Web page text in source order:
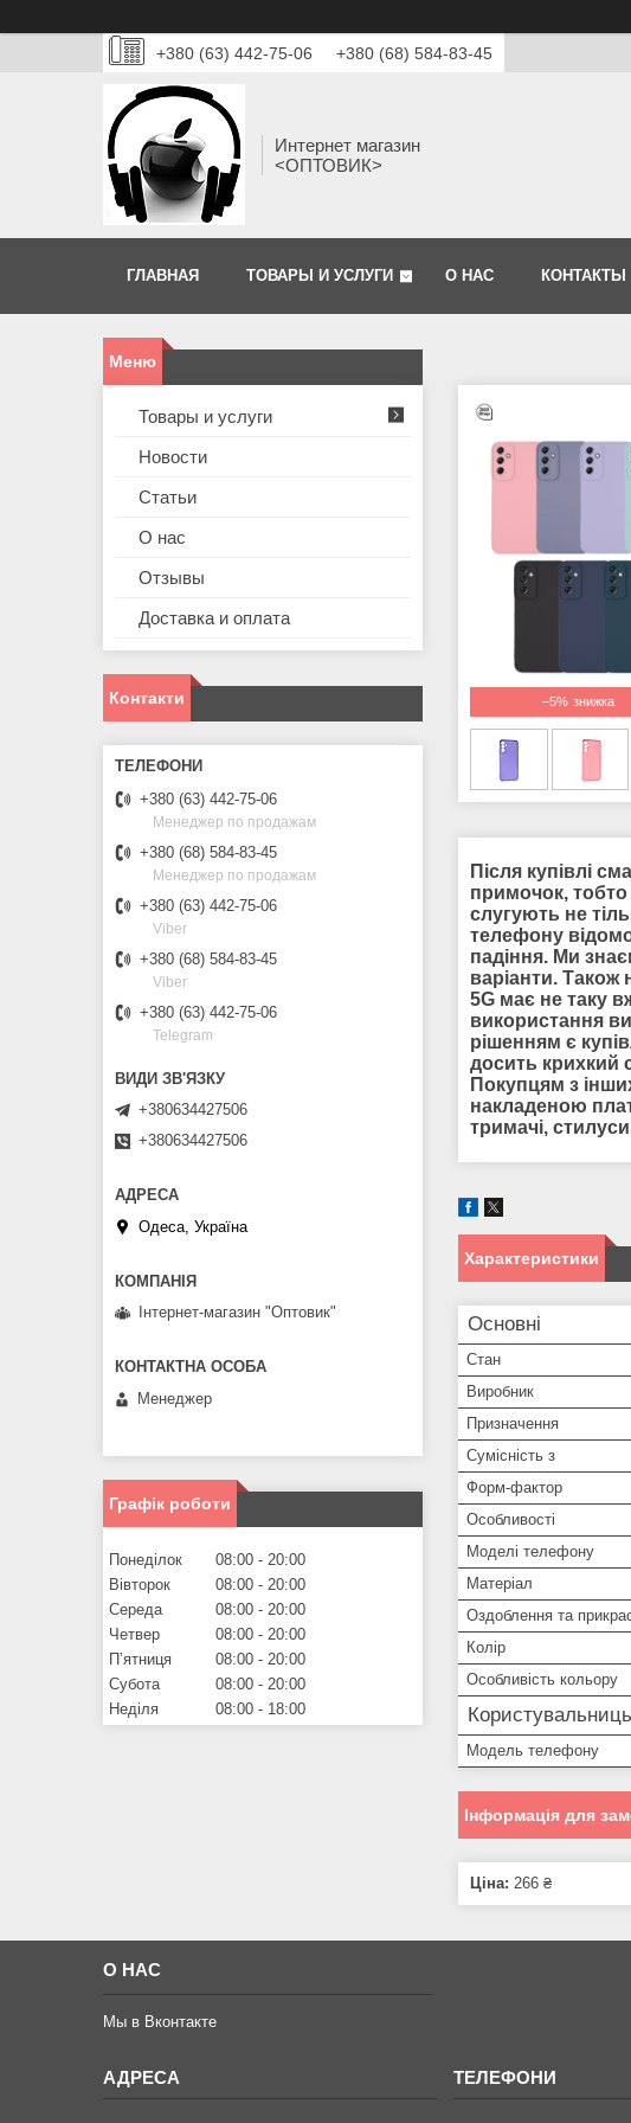
+380 (63) 442-75-06 +380 (68) 584-83-45
Интернет магазин
<ОПТОВИК>
ГЛАВНАЯ ТОВАРЫ И УСЛУГИ О НАС КОНТАКТЫ
–5%
Після купівлі
примочок, тобто
слугують не
телефону
падіння. Ми
варіанти.
5G має не таку
використання
рішенням є
досить крихкий
Покупцям з
накладеною
тримачі,
Характеристики
Основні
Стан
Виробник
Призначення
Сумісність з
Форм-фактор
Особливості
Моделі телефону
Матеріал
Оздоблення та
Колір
Особливість кольору
Модель телефону
Інформація для
Ціна: 266 ₴
Товары и услуги
Новости
Статьи
О нас
Отзывы
Доставка и оплата
Контакти
+380 (63) 442-75-06
Менеджер по продажам
+380 (68) 584-83-45
Менеджер по продажам
+380 (63) 442-75-06
Viber
+380 (68) 584-83-45
Viber
+380 (63) 442-75-06
Telegram
+380634427506
+380634427506
Одеса, Україна
Інтернет-магазин "Оптовик"
Менеджер
Графік роботи
Понеділок 08:00
20:00
Вівторок
08:00
20:00
Середа
08:00
20:00
Четвер
08:00
20:00
Пʼятниця
08:00
20:00
Субота
08:00
20:00
Неділя
08:00 18:00
О НАС
Мы в Вконтакте